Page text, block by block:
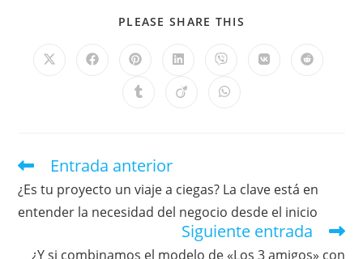
PLEASE SHARE THIS
Entrada anterior
¿Es tu proyecto un viaje a ciegas? La clave está en
entender la necesidad del negocio desde el inicio
Siguiente entrada
¿Y si combinamos el modelo de «Los 3 amigos» con